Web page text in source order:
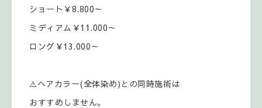
ショート￥8.800～
ミディアム￥11.000～
ロング￥13.000～
⚠️ヘアカラー(全体染め)との同時施術は
おすすめしません。